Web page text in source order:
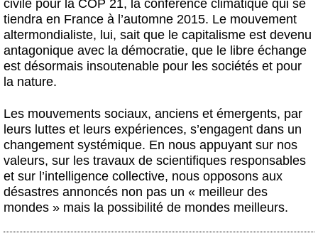
civile pour la COP 21, la conférence climatique qui se
tiendra en France à l’automne 2015. Le mouvement
altermondialiste, lui, sait que le capitalisme est devenu
antagonique avec la démocratie, que le libre échange
est désormais insoutenable pour les sociétés et pour
la nature.
Les mouvements sociaux, anciens et émergents, par
leurs luttes et leurs expériences, s’engagent dans un
changement systémique. En nous appuyant sur nos
valeurs, sur les travaux de scientifiques responsables
et sur l’intelligence collective, nous opposons aux
désastres annoncés non pas un « meilleur des
mondes » mais la possibilité de mondes meilleurs.